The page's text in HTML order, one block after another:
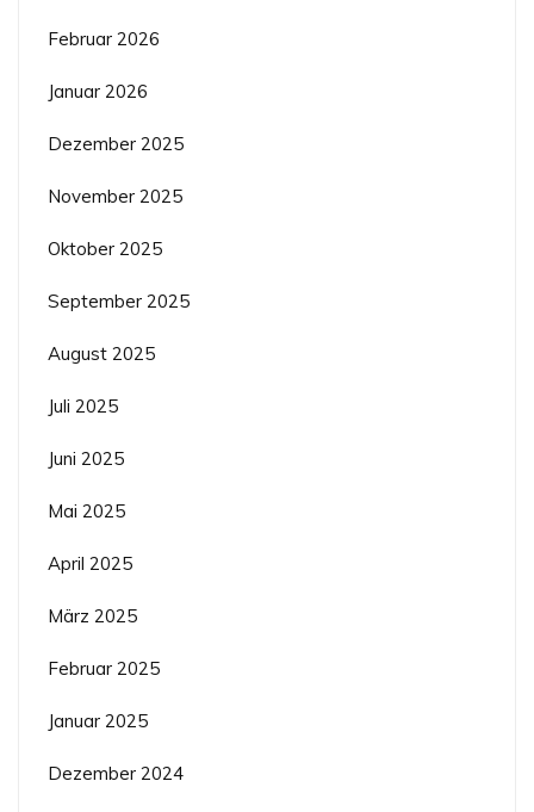
Februar 2026
Januar 2026
Dezember 2025
November 2025
Oktober 2025
September 2025
August 2025
Juli 2025
Juni 2025
Mai 2025
April 2025
März 2025
Februar 2025
Januar 2025
Dezember 2024